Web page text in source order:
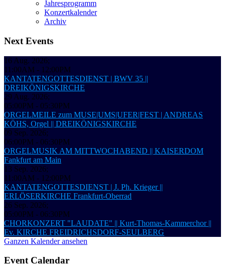
Jahresprogramm
Konzertkalender
Archiv
Next Events
16 Aug. 2026;
11:00AM - 12:00PM
KANTATENGOTTESDIENST | BWV 35 ||
DREIKÖNIGSKIRCHE
29 Aug. 2026;
05:00PM - 05:30PM
ORGELMEILE zum MUSE|UMS|UFER|FEST | ANDREAS
KÖHS, Orgel || DREIKÖNIGSKIRCHE
09 Sep. 2026;
06:00PM - 06:30PM
ORGELMUSIK AM MITTWOCHABEND || KAISERDOM
Fankfurt am Main
13 Sep. 2026;
11:00AM - 12:00PM
KANTATENGOTTESDIENST | J. Ph. Krieger ||
ERLÖSERKIRCHE Frankfurt-Oberrad
26 Sep. 2026;
05:00PM - 06:30PM
CHORKONZERT "LAUDATE" || Kurt-Thomas-Kammerchor ||
Ev. KIRCHE FREIDRICHSDORF-SEULBERG
Ganzen Kalender ansehen
Event Calendar